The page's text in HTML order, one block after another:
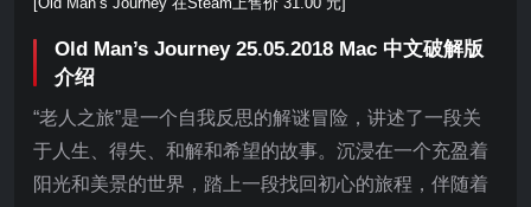
Old Man’s Journey 25.05.2018 Mac 中文破解版
介绍
“老人之旅”是一个自我反思的解谜冒险，讲述了一段关
于人生、得失、和解和希望的故事。沉浸在一个充盈着
阳光和美景的世界，踏上一段找回初心的旅程，伴随着